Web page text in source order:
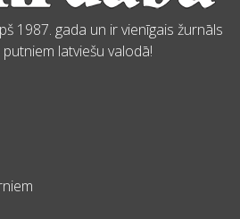
1987. gada un ir vienīgais žurnāls
latviešu valodā!